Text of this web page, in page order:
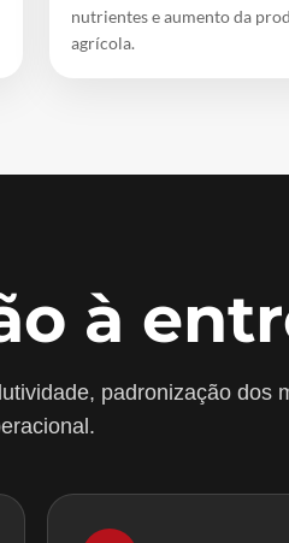
nutrientes e aumento da
agrícola.
à
padronização dos